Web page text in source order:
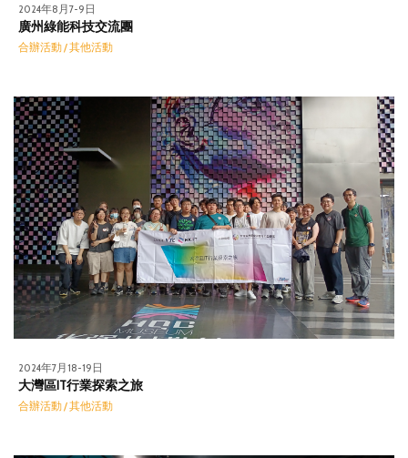
2024年8月7-9日
廣州綠能科技交流團
合辦活動 / 其他活動
2024年7月18-19日
大灣區IT行業探索之旅
合辦活動 / 其他活動